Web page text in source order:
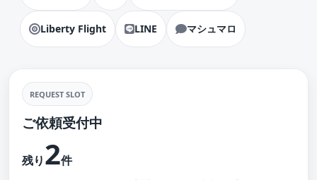
Liberty Flight LINE マシュマロ
REQUEST SLOT
ご依頼受付中
残り2件